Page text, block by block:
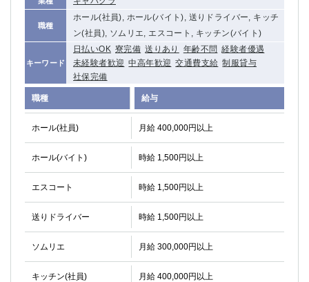
職種
ホール(社員), ホール(バイト), 送りドライバー, キッチ
ン(社員), ソムリエ, エスコート, キッチン(バイト)
キーワード
日払いOK 寮完備 送りあり 年齢不問 経験者優遇
未経験者歓迎 中高年歓迎 交通費支給 制服貸与
社保完備
職種 給与
ホール(社員) 月給 400,000円以上
ホール(バイト) 時給 1,500円以上
エスコート 時給 1,500円以上
送りドライバー 時給 1,500円以上
ソムリエ 月給 300,000円以上
キッチン(社員) 月給 400,000円以上
高崎 館林
該当求人 0件 選択した内容で設定